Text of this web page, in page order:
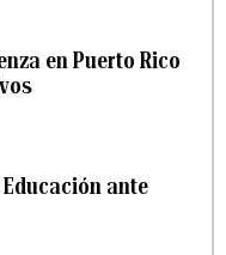
en Puerto Rico
ante